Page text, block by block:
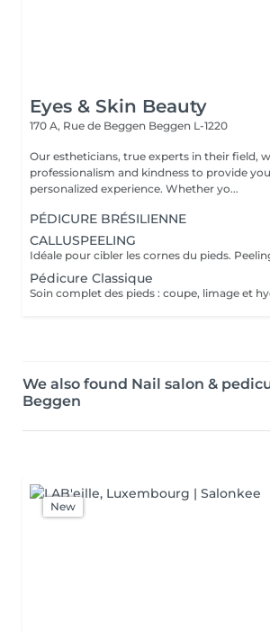
Eyes & Skin Beauty
170 A, Rue de Beggen Beggen L-1220
Our estheticians, true experts in their field,
professionalism and kindness to provide
personalized experience. Whether yo...
PÉDICURE BRÉSILIENNE
CALLUSPEELING
Pédicure Classique
We also found Nail salon &
Beggen
New